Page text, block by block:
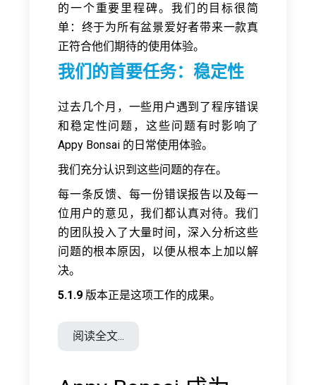
的一个重要里程碑。我们的目标很简
单：终于为所有盆景爱好者带来一款真
正符合他们期待的使用体验。
我们的首要任务：稳定性
过去几个月，一些用户遇到了程序错误
和稳定性问题，这些问题有时影响了
Appy Bonsai 的日常使用体验。
我们充分认识到这些问题的存在。
每一条反馈、每一份错误报告以及每一
位用户的意见，我们都认真对待。我们
的团队投入了大量时间，深入分析这些
问题的根本原因，以便从根本上加以解
决。
5.1.9 版本正是这项工作的成果。
阅读全文...